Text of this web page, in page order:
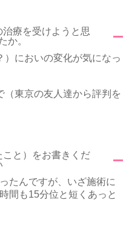
療を受けようと思
か。
）においの変化が気になっ
（東京の友人達から評判を
と）をお書きくだ
たんですが、いざ施術に
間も15分位と短くあっと